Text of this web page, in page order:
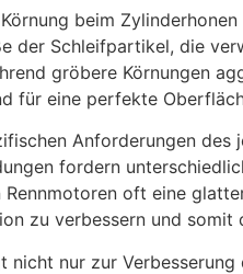
beim
der Schleifpartikel, die
gröbere Körnungen
für eine perfekte
Anforderungen
fordern
oft eine
zu verbessern und somit
nicht nur zur